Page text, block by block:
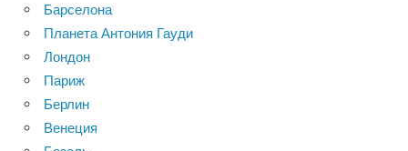
Барселона
Планета Антония Гауди
Лондон
Париж
Берлин
Венеция